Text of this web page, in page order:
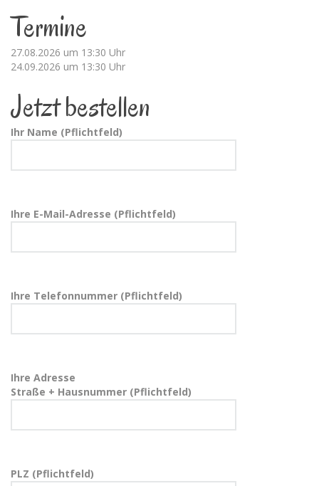
Termine
27.08.2026 um 13:30 Uhr
24.09.2026 um 13:30 Uhr
Jetzt bestellen
Ihr Name (Pflichtfeld)
Ihre E-Mail-Adresse (Pflichtfeld)
Ihre Telefonnummer (Pflichtfeld)
Ihre Adresse
Straße + Hausnummer (Pflichtfeld)
PLZ (Pflichtfeld)